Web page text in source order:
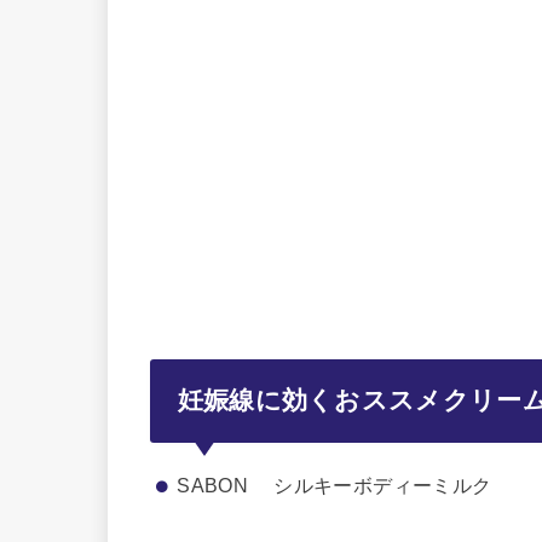
妊娠線に効くおススメクリー
SABON シルキーボディーミルク